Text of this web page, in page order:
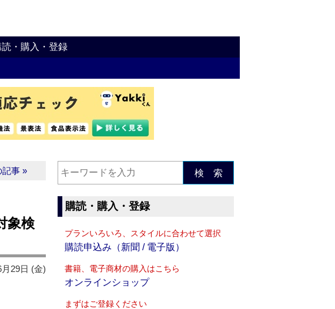
読・購入・登録
記事 »
象検
29日 (金)
検 索
購読・購入・登録
プランいろいろ、スタイルに合わせて選択
購読申込み（新聞 / 電子版）
書籍、電子商材の購入はこちら
オンラインショップ
まずはご登録ください